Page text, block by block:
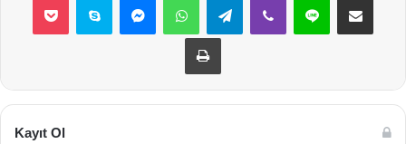
Yazdır
Kayıt Ol